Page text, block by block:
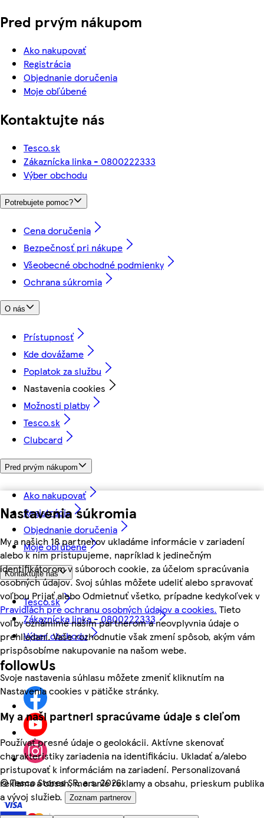
Nastavenia súkromia
My a našich 18 partnerov ukladáme informácie v zariadení
alebo k nim pristupujeme, napríklad k jedinečným
identifikátorom v súboroch cookie, za účelom spracúvania
osobných údajov. Svoj súhlas môžete udeliť alebo spravovať
voľbou Prijať alebo Odmietnuť všetko, prípadne kedykoľvek v
Pravidlách pre ochranu osobných údajov a cookies. Tieto
voľby oznámime našim partnerom a neovplyvnia údaje o
prehliadaní. Vaše rozhodnutie však zmení spôsob, akým vám
prispôsobíme nakupovanie na našom webe.
Svoje nastavenia súhlasu môžete zmeniť kliknutím na
Nastavenia cookies v pätičke stránky.
My a naši partneri spracúvame údaje s cieľom
Používať presné údaje o geolokácii. Aktívne skenovať
charakteristiky zariadenia na identifikáciu. Ukladať a/alebo
pristupovať k informáciám na zariadení. Personalizovaná
reklama a obsah, meranie reklamy a obsahu, prieskum publika
a vývoj služieb.
Zoznam partnerov
Pred prvým nákupom
Ako nakupovať
Registrácia
Objednanie doručenia
Moje obľúbené
Kontaktujte nás
Tesco.sk
Zákaznícka linka - 0800222333
Výber obchodu
Potrebujete pomoc?
Cena doručenia
Bezpečnosť pri nákupe
Všeobecné obchodné podmienky
Ochrana súkromia
O nás
Prístupnosť
Kde dovážame
Poplatok za službu
Nastavenia cookies
Možnosti platby
Tesco.sk
Clubcard
Pred prvým nákupom
Ako nakupovať
Registrácia
Objednanie doručenia
Moje obľúbené
Kontaktujte nás
Tesco.sk
Zákaznícka linka - 0800222333
Výber obchodu
followUs
©Tesco Stores SR, a.s. 2026